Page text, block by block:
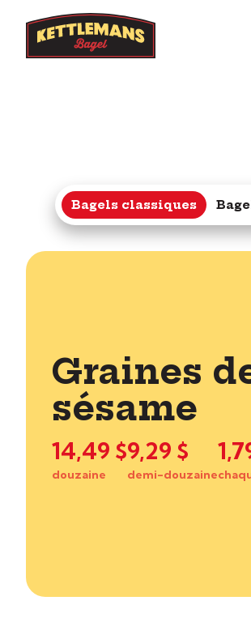
Bagels classiques
Graines
sésame
14,49 $
douzaine
9,29 $
demi-douzaine